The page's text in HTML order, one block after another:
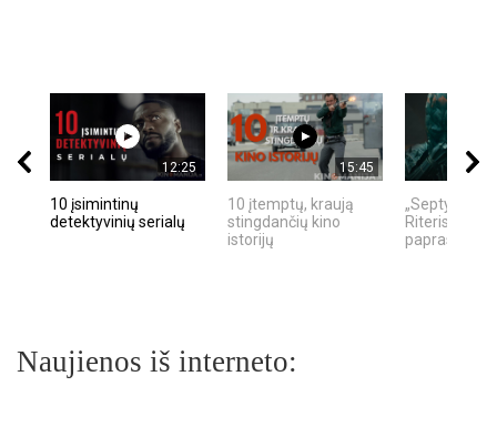
12:25
10 įsimintinų
detektyvinių serialų
15:45
10 įtemptų, kraują
stingdančių kino
istorijų
„Septynių
Riteris" – kai
Naujienos iš interneto: